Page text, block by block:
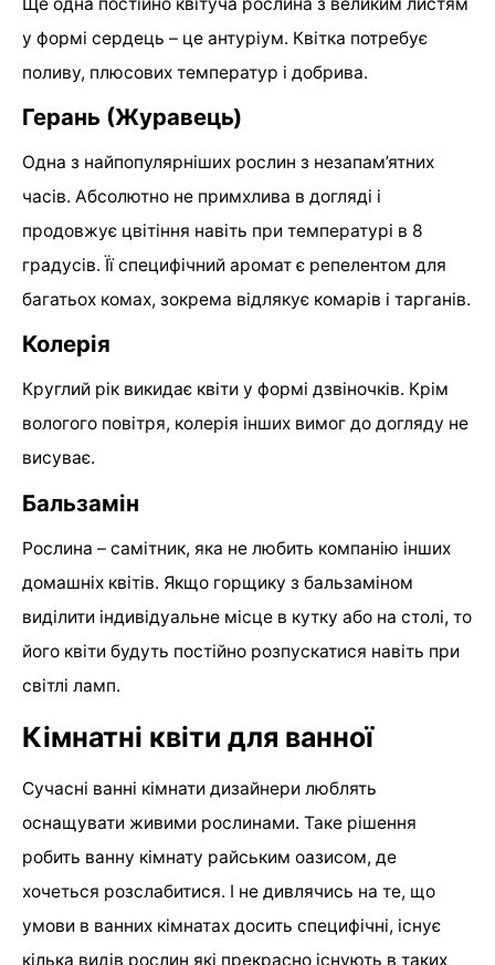
у формі сердець – це антуріум. Квітка потребує
поливу, плюсових температур і добрива.
Герань (Журавець)
Одна з найпопулярніших рослин з незапам’ятних
часів. Абсолютно не примхлива в догляді і
продовжує цвітіння навіть при температурі в 8
градусів. Її специфічний аромат є репелентом для
багатьох комах, зокрема відлякує комарів і тарганів.
Колерія
Круглий рік викидає квіти у формі дзвіночків. Крім
вологого повітря, колерія інших вимог до догляду не
висуває.
Бальзамін
Рослина – самітник, яка не любить компанію інших
домашніх квітів. Якщо горщику з бальзаміном
виділити індивідуальне місце в кутку або на столі, то
його квіти будуть постійно розпускатися навіть при
світлі ламп.
Кімнатні квіти для ванної
Сучасні ванні кімнати дизайнери люблять
оснащувати живими рослинами. Таке рішення
робить ванну кімнату райським оазисом, де
хочеться розслабитися. І не дивлячись на те, що
умови в ванних кімнатах досить специфічні, існує
кілька видів рослин які прекрасно існують в таких